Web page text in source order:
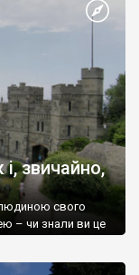
звичайно,
свого
– чи знали ви це